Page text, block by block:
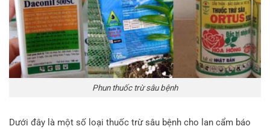
Phun thuốc trừ sâu bệnh
Dưới đây là một số loại thuốc trừ sâu bệnh cho lan cẩm báo